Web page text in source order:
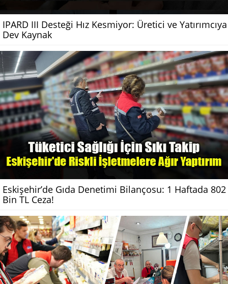
IPARD III Desteği Hız Kesmiyor: Üretici ve Yatırımcıya
Dev Kaynak
Eskişehir’de Gıda Denetimi Bilançosu: 1 Haftada 802
Bin TL Ceza!